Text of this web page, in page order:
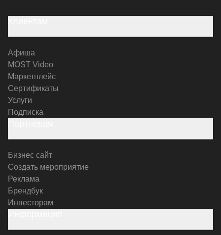
Афиша
MOST Video
Маркетплейс
Сертификаты
Услуги
Подписка
Бизнес сайт
Создать мероприятие
Реклама
Брендбук
Инвесторам